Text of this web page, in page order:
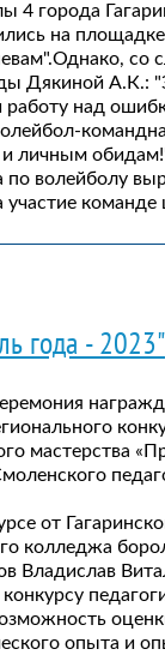
4 города
на
со
Дякиной А.К.:
работу над
и личным
по волейболу
участие
года - 2023"
мастерства
от
колледжа
Владислав
опыта и